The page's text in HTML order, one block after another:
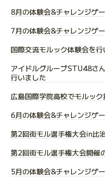
8月の体験会&チャレンジゲ
7月の体験会&チャレンジゲ
国際交流モルック体験会を行
アイドルグループSTU48さ
行いました
広島国際学院高校でモルッ
6月の体験会&チャレンジゲ
第2回街モル選手権大会in比
第2回街モル選手権大会開催
5月の体験会&チャレンジゲ